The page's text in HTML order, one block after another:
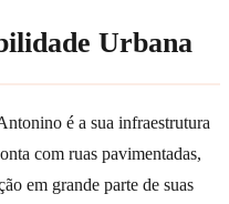
Urbana
é a sua infraestrutura
com ruas pavimentadas,
em grande parte de suas